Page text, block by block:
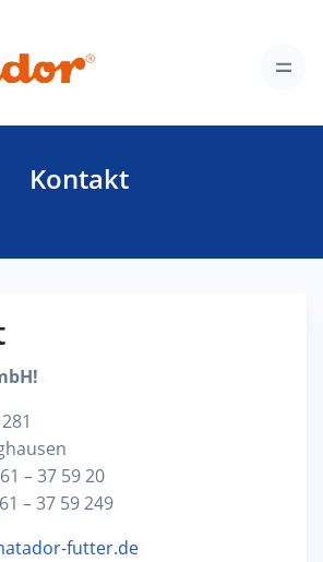
Kontakt
– 37 59 20
– 37 59 249
futter.de